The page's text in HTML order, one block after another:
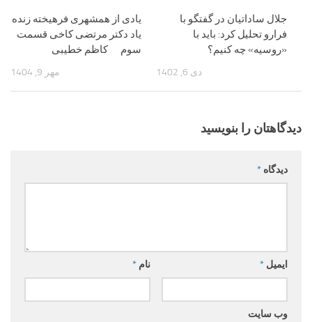
یادی از همشهری فرهیخته زنده
یاد دکتر مرتضی کاخی قسمت
سوم کاظم خطیبی
مهر 9, 1404
جلال ساداتیان در گفتگو با
فرارو تحلیل کرد: باید با
«روسیه» چه کنیم؟
دی 6, 1402
دیدگاهتان را بنویسید
دیدگاه *
نام * ایمیل *
وب‌ سایت